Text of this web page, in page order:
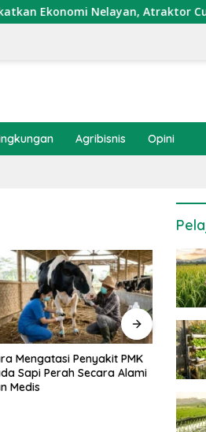
Nelayan, Atraktor Cumi
Agribisnis Opini
dan Cara Pemupukan
Padi pada Fase
Aktif yang Tepat